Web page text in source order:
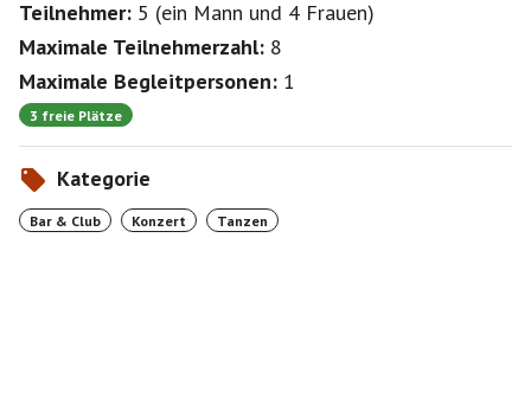
Teilnehmer: 5 (ein Mann und 4 Frauen)
Maximale Teilnehmerzahl: 8
Maximale Begleitpersonen: 1
3 freie Plätze
Kategorie
Bar & Club Konzert Tanzen